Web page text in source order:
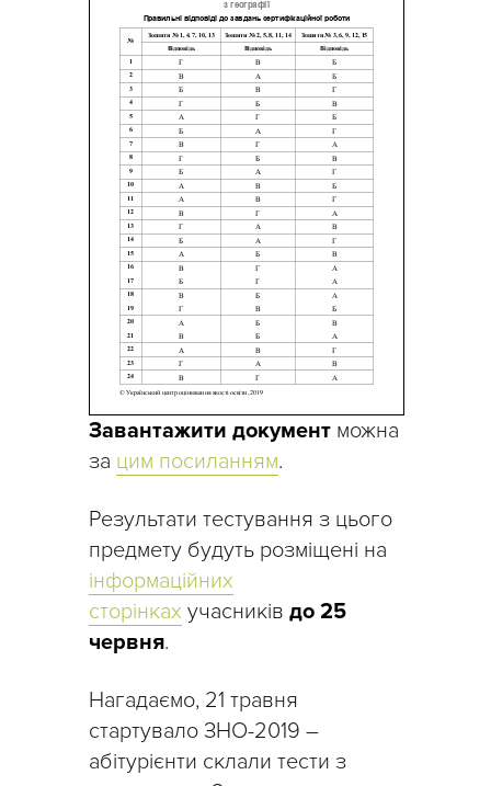
Завантажити документ можна
за цим посиланням.
Результати тестування з цього
предмету будуть розміщені на
інформаційних
сторінках учасників до 25
червня.
Нагадаємо, 21 травня
стартувало ЗНО-2019 –
абітурієнти склали тести з